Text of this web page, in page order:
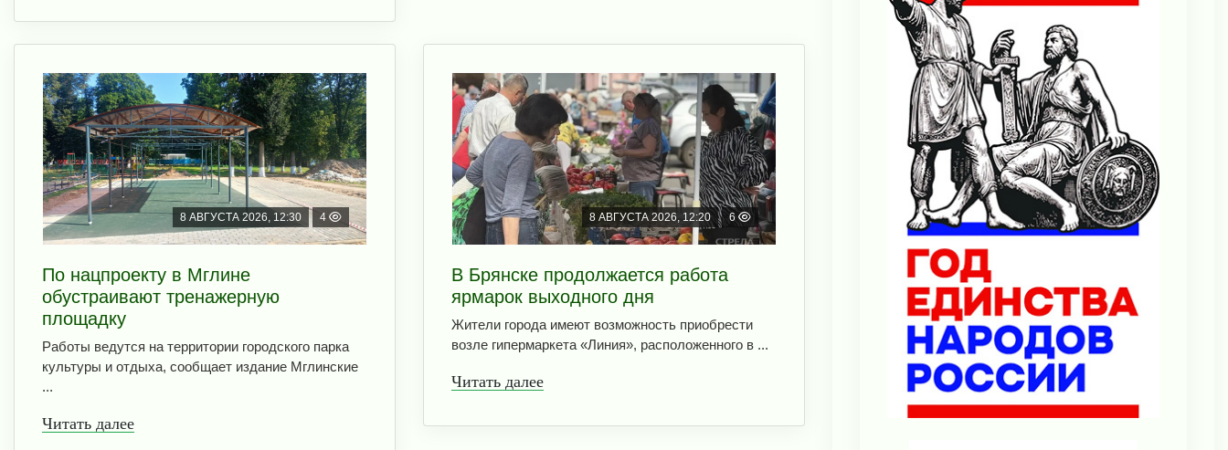
8 АВГУСТА 2026, 12:30 4
По нацпроекту в Мглине
обустраивают тренажерную
площадку
Работы ведутся на территории городского парка
культуры и отдыха, сообщает издание Мглинские
...
Читать далее
8 АВГУСТА 2026, 12:20 6
В Брянске продолжается работа
ярмарок выходного дня
Жители города имеют возможность приобрести
возле гипермаркета «Линия», расположенного в ...
Читать далее